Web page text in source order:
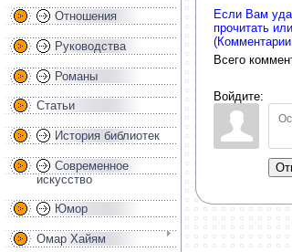
Отношения
Руководства
Романы
Статьи
История библиотек
Современное
искусство
Юмор
Омар Хайям
Если Вам
прочитать
Всего
Войдите: